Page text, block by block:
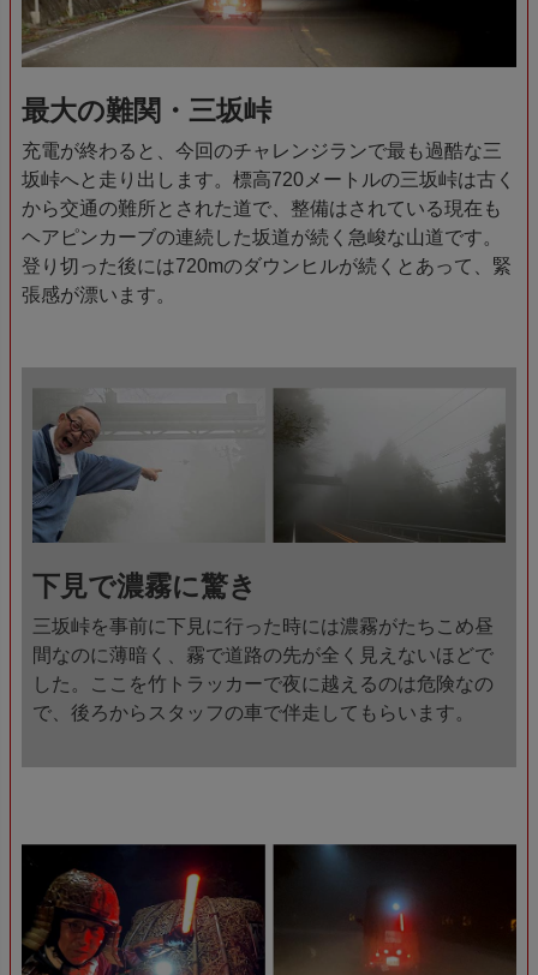
最大の難関・三坂峠
充電が終わると、今回のチャレンジランで最も過酷な三
坂峠へと走り出します。標高720メートルの三坂峠は古く
から交通の難所とされた道で、整備はされている現在も
ヘアピンカーブの連続した坂道が続く急峻な山道です。
登り切った後には720mのダウンヒルが続くとあって、緊
張感が漂います。
下見で濃霧に驚き
三坂峠を事前に下見に行った時には濃霧がたちこめ昼
間なのに薄暗く、霧で道路の先が全く見えないほどで
した。ここを竹トラッカーで夜に越えるのは危険なの
で、後ろからスタッフの車で伴走してもらいます。